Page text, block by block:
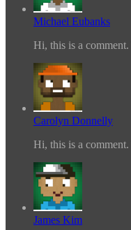
Michael Eubanks
Hi, this is a
Carolyn Donnelly
Hi, this is a
James Kim